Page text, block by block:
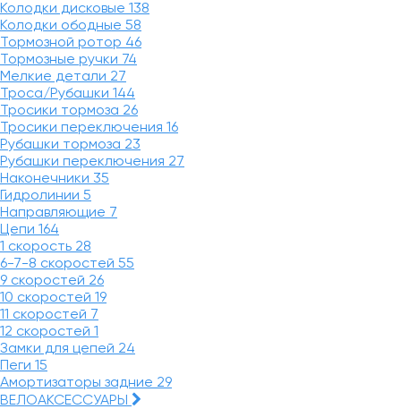
Колодки дисковые 138
Колодки ободные 58
Тормозной ротор 46
Тормозные ручки 74
Мелкие детали 27
Троса/Рубашки 144
Тросики тормоза 26
Тросики переключения 16
Рубашки тормоза 23
Рубашки переключения 27
Наконечники 35
Гидролинии 5
Направляющие 7
Цепи 164
1 скорость 28
6-7-8 скоростей 55
9 скоростей 26
10 скоростей 19
11 скоростей 7
12 скоростей 1
Замки для цепей 24
Пеги 15
Амортизаторы задние 29
ВЕЛОАКСЕССУАРЫ